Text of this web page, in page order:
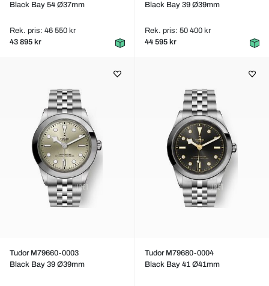
Black Bay 54 Ø37mm
Rek. pris: 46 550 kr
43 895 kr
Black Bay 39 Ø39mm
Rek. pris: 50 400 kr
44 595 kr
Tudor M79660-0003
Black Bay 39 Ø39mm
Tudor M79680-0004
Black Bay 41 Ø41mm